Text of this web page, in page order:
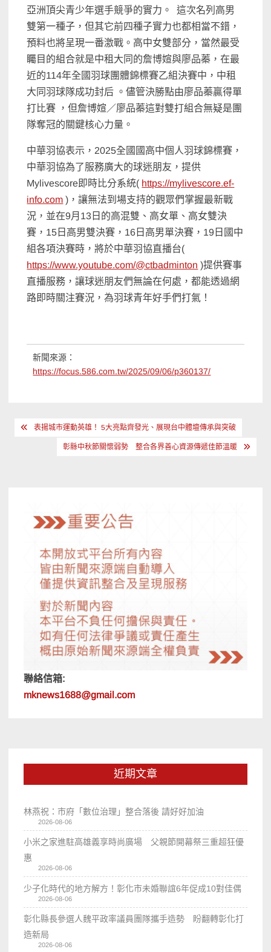
亞洲頂尖青少年選手競爭的實力。 這次名列高男
雙第一種子，但其它前四種子實力也都相當不錯，
預料也將呈現一番激戰。高中女雙部分，當然最受
矚目的組合就是中租大同的詹博媗與廖品蓁，在最
近的114年全國羽球團體錦標賽乙組決賽中，中租
大同羽球隊成功封后 。儘管決勝點由廖品蓁贏得單
打比賽 ，但詹博媗／廖品蓁這對雙打組合無疑是團
隊奪冠的關鍵核心力量。
中華羽協表示，2025全國國高中個人羽球錦標賽，
中華羽協為了服務廣大的球迷朋友，提供
Mylivescore即時比分系統( https://mylivescore.ef-
info.com )，讓無法到場支持的觀眾們掌握最新戰
況，並在9月13日的高混雙、高女單、高女雙決
賽，15日高男雙決賽，16日高男單決賽，19日國中
組各項決賽時，將於中華羽協直播台(
https://www.youtube.com/@ctbadminton )提供賽事
直播服務，讓球迷朋友們無論在何處，都能透過網
路即時關注賽況，為羽球青年好手們打氣！
新聞來源：
https://focus.586.com.tw/2025/09/06/p360137/
文 表揚城市運動英雄！ 5大亮點齊發光、展現台中體壇傳承與突破
彰縣中秋節關懷弱勢 整合各界善心資源傳遞佳節溫暖
聯絡信箱:
mknews1688@gmail.com
近期文章
林燕祝：市府「數位治理」整合落後 請好好加油
2026-08-06
小米之家進駐高雄義享時尚廣場 父親節開幕祭三重超狂優
惠
2026-08-06
少子化時代的地方解方！彰化市未婚聯誼6年促成10對佳偶
2026-08-06
彰化縣長參選人魏平政率議員團隊攜手造勢 盼翻轉彰化打
造新局
2026-08-06